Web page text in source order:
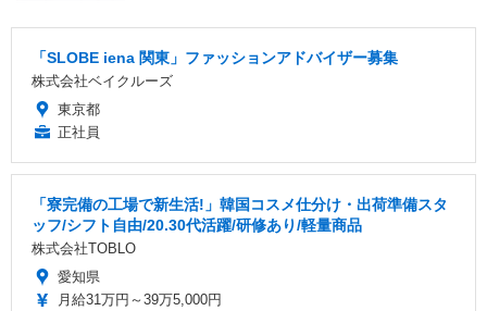
「SLOBE iena 関東」ファッションアドバイザー募集
株式会社ベイクルーズ
東京都
正社員
「寮完備の工場で新生活!」韓国コスメ仕分け・出荷準備スタ
ッフ/シフト自由/20.30代活躍/研修あり/軽量商品
株式会社TOBLO
愛知県
月給31万円～39万5,000円